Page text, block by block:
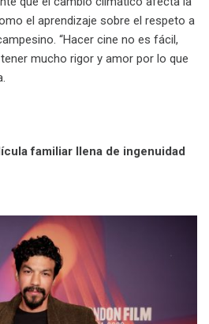
el aprendizaje sobre el respeto a
“Hacer cine no es fácil,
mucho rigor y amor por lo que
familiar llena de ingenuidad